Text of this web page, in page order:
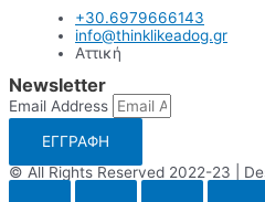
+30.6979666143
info@thinklikeadog.gr
Αττική
Newsletter
Email Address
ΕΓΓΡΑΦΗ
© All Rights Reserved 2022-23 |